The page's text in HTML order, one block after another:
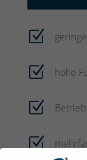
Z
Z hohe
Z
Z